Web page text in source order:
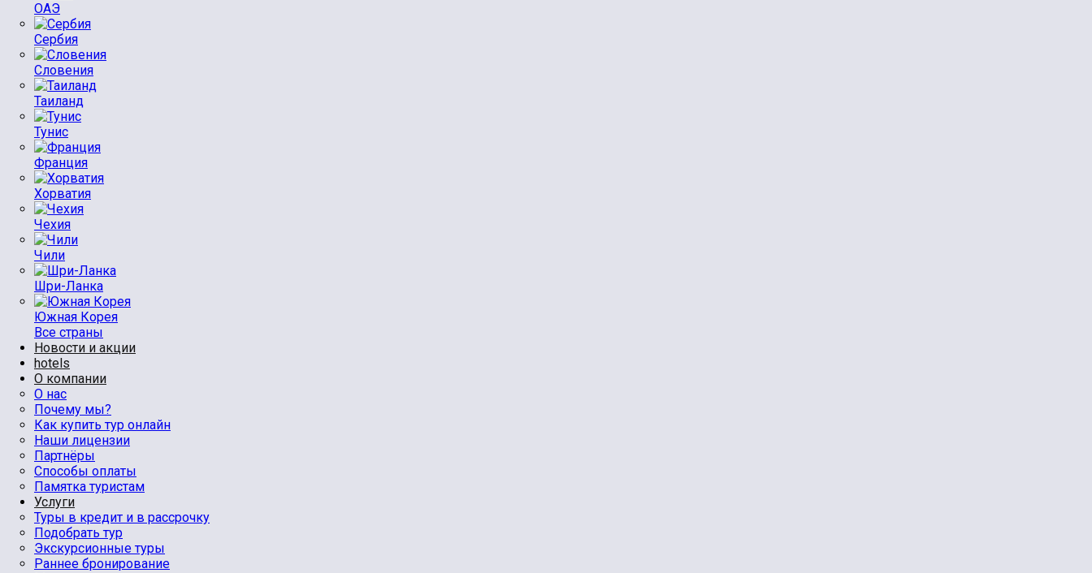
ОАЭ
Сербия
Словения
Таиланд
Тунис
Франция
Хорватия
Чехия
Чили
Шри-Ланка
Южная Корея
Все страны
Новости и акции
hotels
О компании
О нас
Почему мы?
Как купить тур онлайн
Наши лицензии
Партнёры
Способы оплаты
Памятка туристам
Услуги
Туры в кредит и в рассрочку
Подобрать тур
Экскурсионные туры
Раннее бронирование